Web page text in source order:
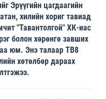
Эрүүгийн цагдаагийн
хилийн хориг тавиад
"Тавантолгой" ХК-иас
болон хөрөнгө завших
юм. Энэ талаар ТВ8
хөтөлбөр дараах